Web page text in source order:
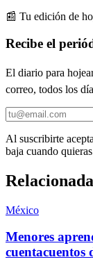
📰 Tu edición de
Recibe el
El diario para
correo, todos los
Al suscribirte
baja cuando
México
Menores
cuentacuentos